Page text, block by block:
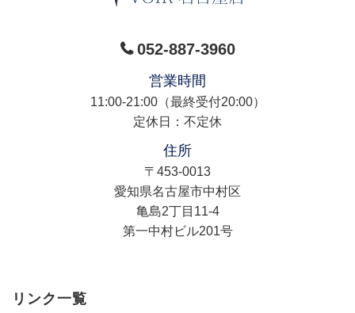
052-887-3960
営業時間
11:00-21:00（最終受付20:00）
定休日：不定休
住所
〒453-0013
​愛知県名古屋市中村区
亀島2丁目11-4
第一中村ビル201号
リンク一覧